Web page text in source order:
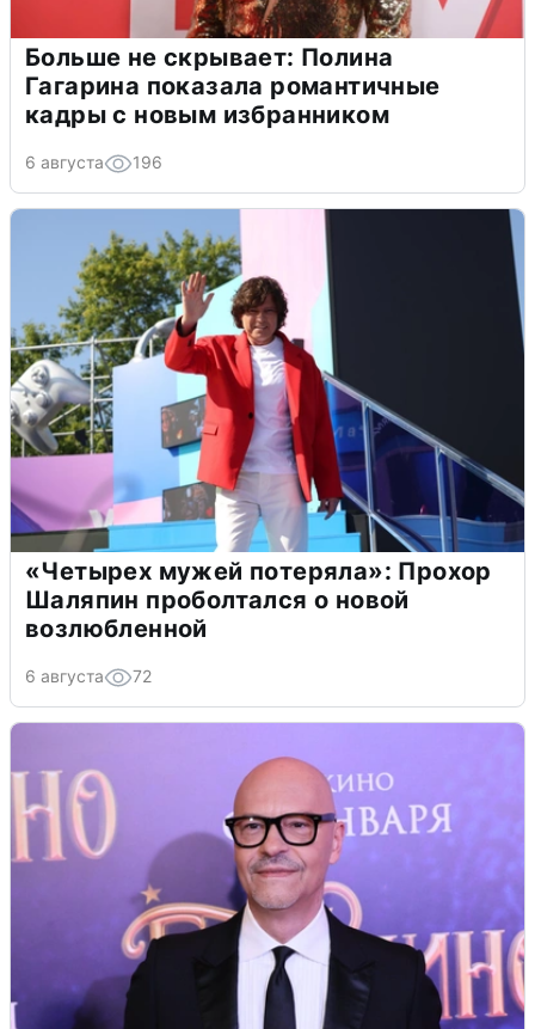
Больше не скрывает: Полина
Гагарина показала романтичные
кадры с новым избранником
6 августа 196
«Четырех мужей потеряла»: Прохор
Шаляпин проболтался о новой
возлюбленной
6 августа 72